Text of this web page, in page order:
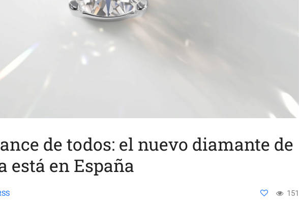
de todos: el nuevo diamante de
está en España
151